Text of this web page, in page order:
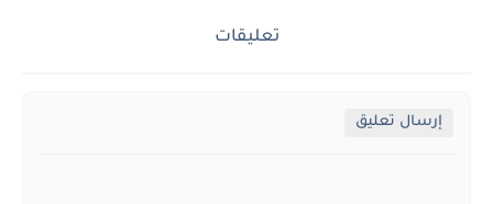
تعليقات
إرسال تعليق